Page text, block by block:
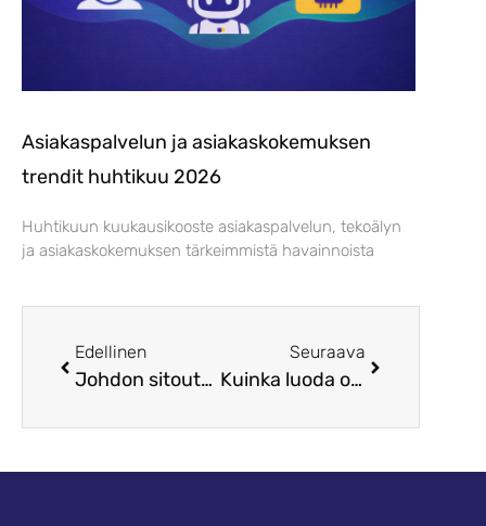
Asiakaspalvelun ja asiakaskokemuksen
trendit huhtikuu 2026
Huhtikuun kuukausikooste asiakaspalvelun, tekoälyn
ja asiakaskokemuksen tärkeimmistä havainnoista
Edellinen
Johdon sitoutuminen avain onnistuneeseen muutokseen contact centerissä
Seuraava
Kuinka luoda onnistumista tukeva työympäristö contact centerissä?